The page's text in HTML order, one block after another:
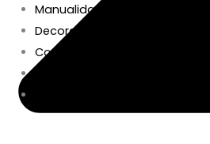
Manualidades+DIY
Decoración y Hogar
Complementos